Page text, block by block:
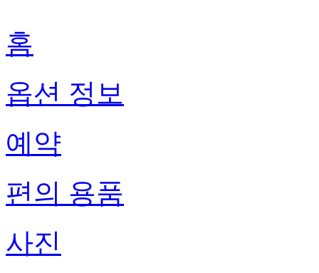
홈
옵션 정보
예약
편의 용품
사진